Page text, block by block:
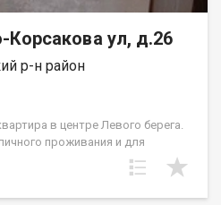
ул, д.26
р-н район
в центре Левого берега.
проживания и для
сдачи в аренду. В пешей
автобусные остановки,